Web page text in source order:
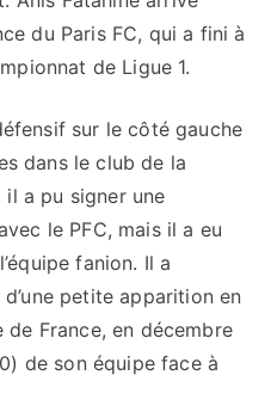
du Paris FC, qui a fini à
de Ligue 1.
sur le côté gauche
dans le club de la
il a pu signer une
le PFC, mais il a eu
fanion. Il a
petite apparition en
France, en décembre
de son équipe face à